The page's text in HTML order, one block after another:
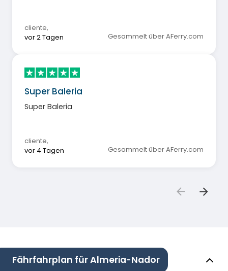
cliente,
vor 2 Tagen
Gesammelt über AFerry.com
Super Baleria
Super Baleria
cliente,
vor 4 Tagen
Gesammelt über AFerry.com
Fährfahrplan für Almeria-Nador